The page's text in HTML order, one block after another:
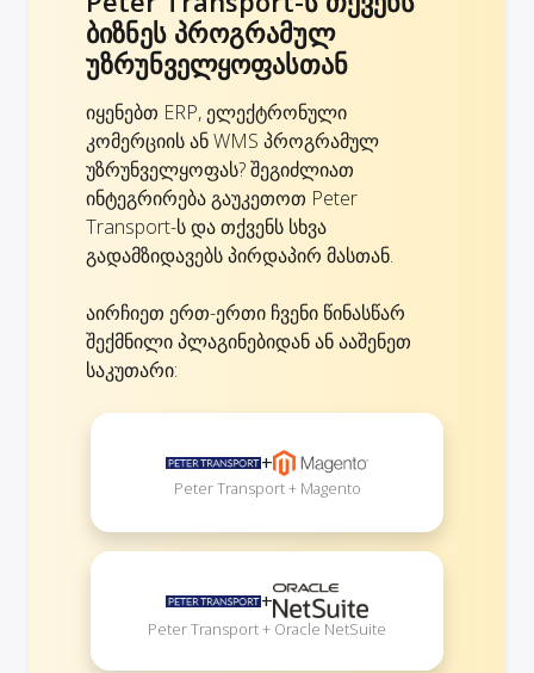
ბიზნეს პროგრამულ
უზრუნველყოფასთან
იყენებთ ERP, ელექტრონული
კომერციის ან WMS პროგრამულ
უზრუნველყოფას? შეგიძლიათ
ინტეგრირება გაუკეთოთ Peter
Transport-ს და თქვენს სხვა
გადამზიდავებს პირდაპირ მასთან.
აირჩიეთ ერთ-ერთი ჩვენი წინასწარ
შექმნილი პლაგინებიდან ან ააშენეთ
საკუთარი:
+
Peter Transport + Magento
+
Peter Transport + Oracle NetSuite